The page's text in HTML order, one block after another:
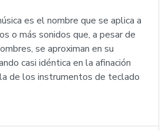
es el nombre que se aplica a
o más sonidos que, a pesar de
se aproximan en su
casi idéntica en la afinación
de los instrumentos de teclado